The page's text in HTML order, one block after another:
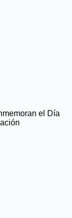
el Día